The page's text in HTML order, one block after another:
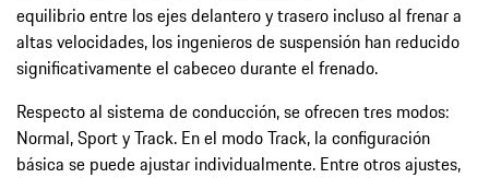
equilibrio entre los ejes delantero y trasero incluso al frenar a
altas velocidades, los ingenieros de suspensión han reducido
significativamente el cabeceo durante el frenado.
Respecto al sistema de conducción, se ofrecen tres modos:
Normal, Sport y Track. En el modo Track, la configuración
básica se puede ajustar individualmente. Entre otros ajustes,